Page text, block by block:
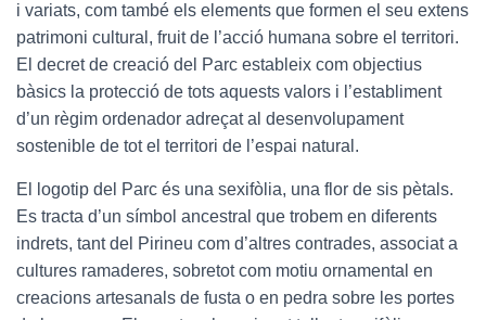
i variats, com també els elements que formen el seu extens
patrimoni cultural, fruit de l’acció humana sobre el territori.
El decret de creació del Parc estableix com objectius
bàsics la protecció de tots aquests valors i l’establiment
d’un règim ordenador adreçat al desenvolupament
sostenible de tot el territori de l’espai natural.
El logotip del Parc és una sexifòlia, una flor de sis pètals.
Es tracta d’un símbol ancestral que trobem en diferents
indrets, tant del Pirineu com d’altres contrades, associat a
cultures ramaderes, sobretot com motiu ornamental en
creacions artesanals de fusta o en pedra sobre les portes